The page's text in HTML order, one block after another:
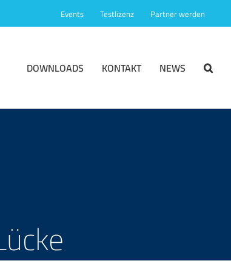
Events Testlizenz Partner werden
DOWNLOADS KONTAKT NEWS